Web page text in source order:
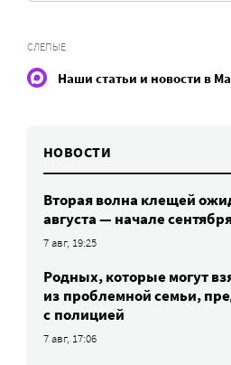
СЛЕПЫЕ
Наши статьи и новости в
НОВОСТИ
Вторая волна клещей
августа — начале
7 авг, 19:25
Родных, которые могут
из проблемной семьи,
с полицией
7 авг, 17:06